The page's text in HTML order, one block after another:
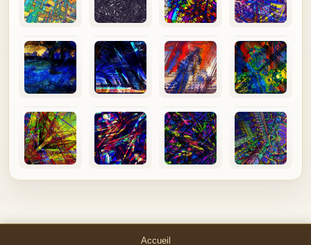
Accueil